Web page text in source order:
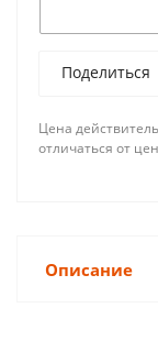
Поделиться
Цена
отличаться от
Описание